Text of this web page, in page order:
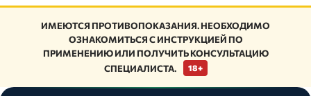
ИМЕЮТСЯ ПРОТИВОПОКАЗАНИЯ. НЕОБХОДИМО
ОЗНАКОМИТЬСЯ С ИНСТРУКЦИЕЙ ПО
ПРИМЕНЕНИЮ ИЛИ ПОЛУЧИТЬ КОНСУЛЬТАЦИЮ
СПЕЦИАЛИСТА.
18+